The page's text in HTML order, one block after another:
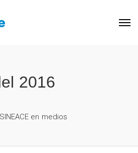
2016
SINEACE en medios